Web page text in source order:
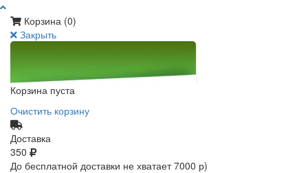
Корзина (0)
Закрыть
Корзина пуста
Очистить корзину
Доставка
350
До бесплатной доставки не хватает 7000 р)